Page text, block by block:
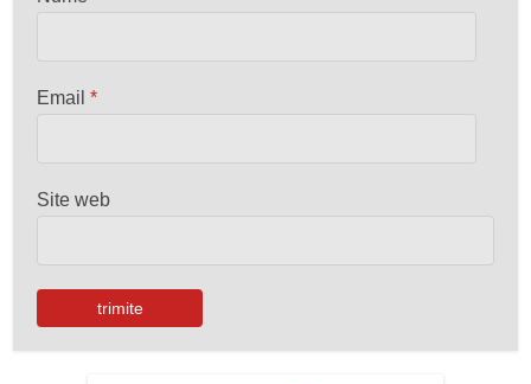
Email*
Site web